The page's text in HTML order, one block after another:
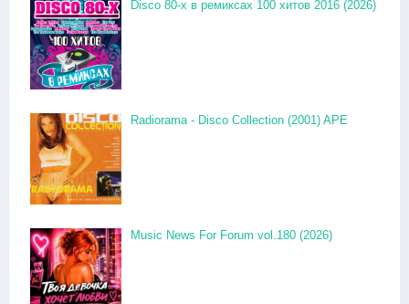
Disco 80-x в ремиксах 100 хитов 2016 (2026)
Radiorama - Disco Collection (2001) APE
Music News For Forum vol.180 (2026)